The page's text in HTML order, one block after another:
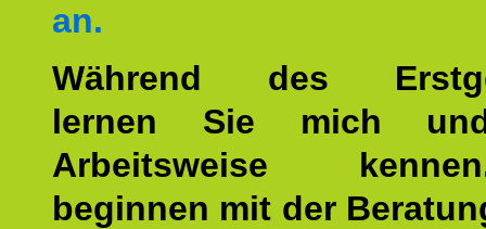
an.
Während des
lernen Sie mich
Arbeitsweise
beginnen mit der